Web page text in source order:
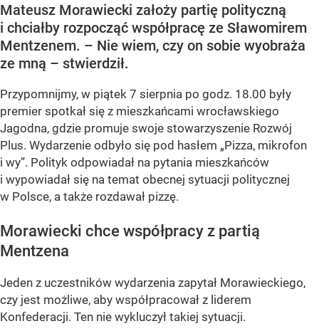
Mateusz Morawiecki założy partię polityczną
i chciałby rozpocząć współpracę ze Sławomirem
Mentzenem. – Nie wiem, czy on sobie wyobraża
ze mną – stwierdził.
Przypomnijmy, w piątek 7 sierpnia po godz. 18.00 były
premier spotkał się z mieszkańcami wrocławskiego
Jagodna, gdzie promuje swoje stowarzyszenie Rozwój
Plus. Wydarzenie odbyło się pod hasłem „Pizza, mikrofon
i wy”. Polityk odpowiadał na pytania mieszkańców
i wypowiadał się na temat obecnej sytuacji politycznej
w Polsce, a także rozdawał pizzę.
Morawiecki chce współpracy z partią
Mentzena
Jeden z uczestników wydarzenia zapytał Morawieckiego,
czy jest możliwe, aby współpracował z liderem
Konfederacji. Ten nie wykluczył takiej sytuacji.